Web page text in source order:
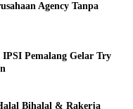
Agency Tanpa
Pemalang Gelar Try
Bihalal & Rakerja